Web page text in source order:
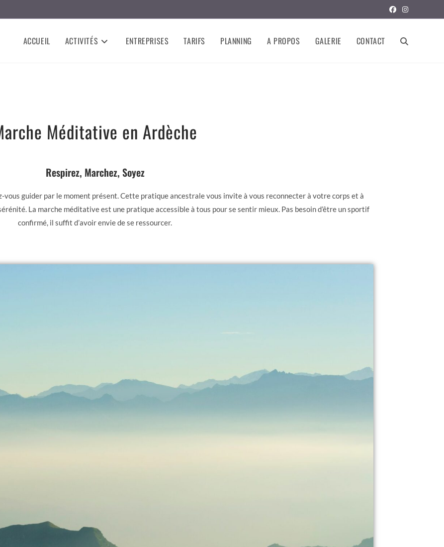
ACCUEIL ACTIVITÉS ENTREPRISES TARIFS PLANNING A PROPOS GALERIE CONTACT
Méditative en Ardèche
Respirez, Marchez, Soyez
guider par le moment présent. Cette pratique ancestrale vous invite à vous reconnecter à votre corps et à
La marche méditative est une pratique accessible à tous pour se sentir mieux. Pas besoin d’être un sportif
confirmé, il suffit d’avoir envie de se ressourcer.